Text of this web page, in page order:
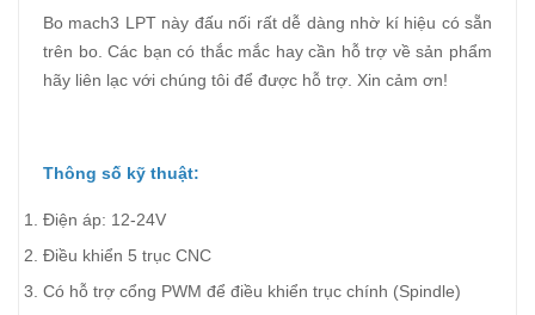
Bo mach3 LPT này đấu nối rất dễ dàng nhờ kí hiệu có sẵn
trên bo. Các bạn có thắc mắc hay cần hỗ trợ về sản phẩm
hãy liên lạc với chúng tôi để được hỗ trợ. Xin cảm ơn!
Thông số kỹ thuật:
Điện áp: 12-24V
Điều khiển 5 trục CNC
Có hỗ trợ cổng PWM để điều khiển trục chính (Spindle)